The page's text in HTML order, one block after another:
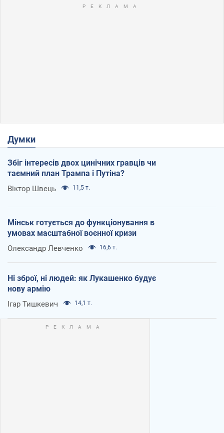
Думки
Збіг інтересів двох цинічних гравців чи
таємний план Трампа і Путіна?
Віктор Швець 11,5 т.
Мінськ готується до функціонування в
умовах масштабної воєнної кризи
Олександр Левченко 16,6 т.
Ні зброї, ні людей: як Лукашенко будує
нову армію
Ігар Тишкевич 14,1 т.